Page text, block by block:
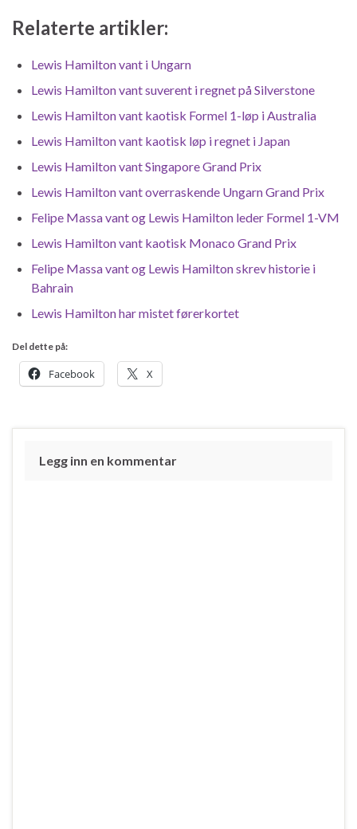
Relaterte artikler:
Lewis Hamilton vant i Ungarn
Lewis Hamilton vant suverent i regnet på Silverstone
Lewis Hamilton vant kaotisk Formel 1-løp i Australia
Lewis Hamilton vant kaotisk løp i regnet i Japan
Lewis Hamilton vant Singapore Grand Prix
Lewis Hamilton vant overraskende Ungarn Grand Prix
Felipe Massa vant og Lewis Hamilton leder Formel 1-VM
Lewis Hamilton vant kaotisk Monaco Grand Prix
Felipe Massa vant og Lewis Hamilton skrev historie i
Bahrain
Lewis Hamilton har mistet førerkortet
Del dette på:
Facebook X
Legg inn en kommentar